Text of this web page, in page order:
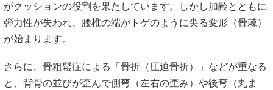
腰の骨は5つの「腰椎」が重なり、その間にある「椎間板」